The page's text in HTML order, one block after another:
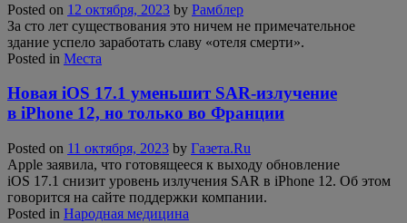
Posted on 12 октября, 2023 by Рамблер
За сто лет существования это ничем не примечательное
здание успело заработать славу «отеля смерти».
Posted in Места
Новая iOS 17.1 уменьшит SAR-излучение
в iPhone 12, но только во Франции
Posted on 11 октября, 2023 by Газета.Ru
Apple заявила, что готовящееся к выходу обновление
iOS 17.1 снизит уровень излучения SAR в iPhone 12. Об этом
говорится на сайте поддержки компании.
Posted in Народная медицина